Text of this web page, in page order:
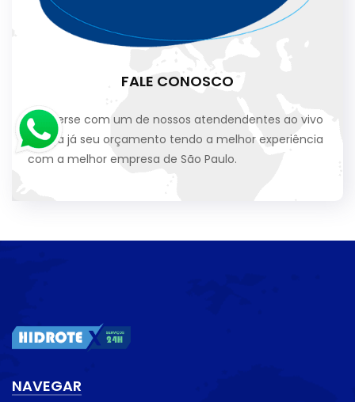
FALE CONOSCO
Converse com um de nossos atendendentes ao vivo
e faça já seu orçamento tendo a melhor experiência
com a melhor empresa de São Paulo.
NAVEGAR